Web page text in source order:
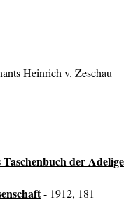
Heinrich v. Zeschau
Taschenbuch der
- 1912, 181